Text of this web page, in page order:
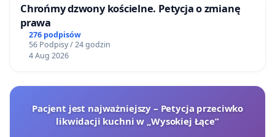
Chrońmy dzwony kościelne. Petycja o zmianę
prawa
276 podpisów
56 Podpisy / 24 godzin
4 Aug 2026
Pacjent jest najważniejszy – Petycja przeciwko
likwidacji kuchni w „Wysokiej Łące”